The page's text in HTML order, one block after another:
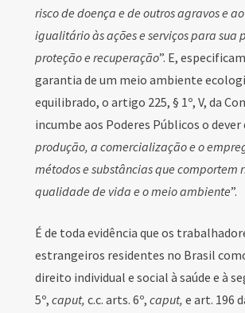
risco de doença e de outros agravos e
igualitário às ações e serviços para sua
proteção e recuperação”. E,
garantia de um meio ambiente
equilibrado, o artigo 225, § 1º, V, da
incumbe aos Poderes Públicos o dever
produção, a comercialização e o
métodos e substâncias que comportem
qualidade de vida e o meio ambiente”.
É de toda evidência que os
estrangeiros residentes no Brasil
direito individual e social à saúde e à
5º, caput, c.c. arts. 6º, caput, e art. 196